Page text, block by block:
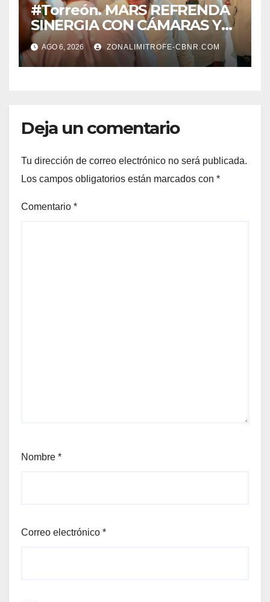
#Torreón. MARS REFRENDA
SINERGIA CON CÁMARAS Y
ORGANISMOS, EN BENEFICIO
DEL DESARROLLO DE
TORREÓN
AGO 6, 2026 ZONALIMITROFE-CBNR.COM
Deja un comentario
Tu dirección de correo electrónico no será publicada.
Los campos obligatorios están marcados con *
Comentario *
Nombre *
Correo electrónico *